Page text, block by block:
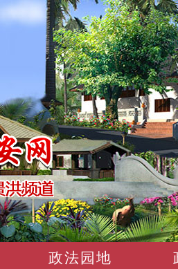
政法园地